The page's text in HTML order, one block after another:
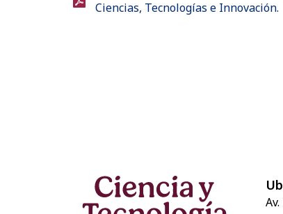
Ciencias, Tecnologías e Innovación.